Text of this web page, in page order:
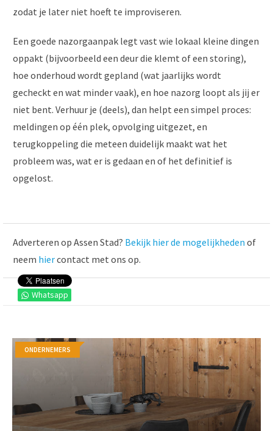
zodat je later niet hoeft te improviseren.
Een goede nazorgaanpak legt vast wie lokaal kleine dingen
oppakt (bijvoorbeeld een deur die klemt of een storing),
hoe onderhoud wordt gepland (wat jaarlijks wordt
gecheckt en wat minder vaak), en hoe nazorg loopt als jij er
niet bent. Verhuur je (deels), dan helpt een simpel proces:
meldingen op één plek, opvolging uitgezet, en
terugkoppeling die meteen duidelijk maakt wat het
probleem was, wat er is gedaan en of het definitief is
opgelost.
Whatsapp
Adverteren op Assen Stad? Bekijk hier de mogelijkheden of
neem hiercontact met ons op.
ONDERNEMERS